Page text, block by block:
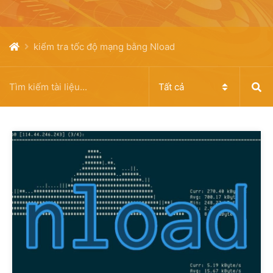
kiểm tra tốc độ mạng bằng Nload